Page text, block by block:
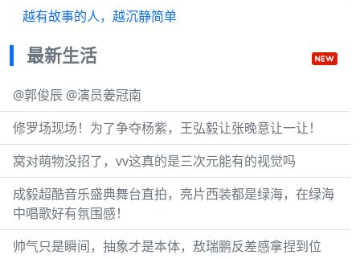
越有故事的人，越沉静简单
最新生活
@郭俊辰 @演员姜冠南
修罗场现场！为了争夺杨紫，王弘毅让张晚意让一让！
窝对萌物没招了，vv这真的是三次元能有的视觉吗
成毅超酷音乐盛典舞台直拍，亮片西装都是绿海，在绿海
中唱歌好有氛围感！
帅气只是瞬间，抽象才是本体，敖瑞鹏反差感拿捏到位